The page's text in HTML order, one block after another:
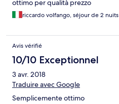
ottimo per qualità prezzo
riccardo volfango, séjour de 2 nuits
Avis vérifié
10/10 Exceptionnel
3 avr. 2018
Traduire avec Google
Semplicemente ottimo